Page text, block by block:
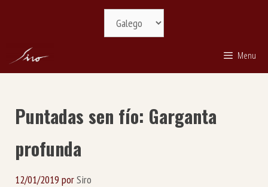
Menu
Puntadas sen fío: Garganta
profunda
12/01/2019 porSiro